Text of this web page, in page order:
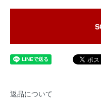
返品について